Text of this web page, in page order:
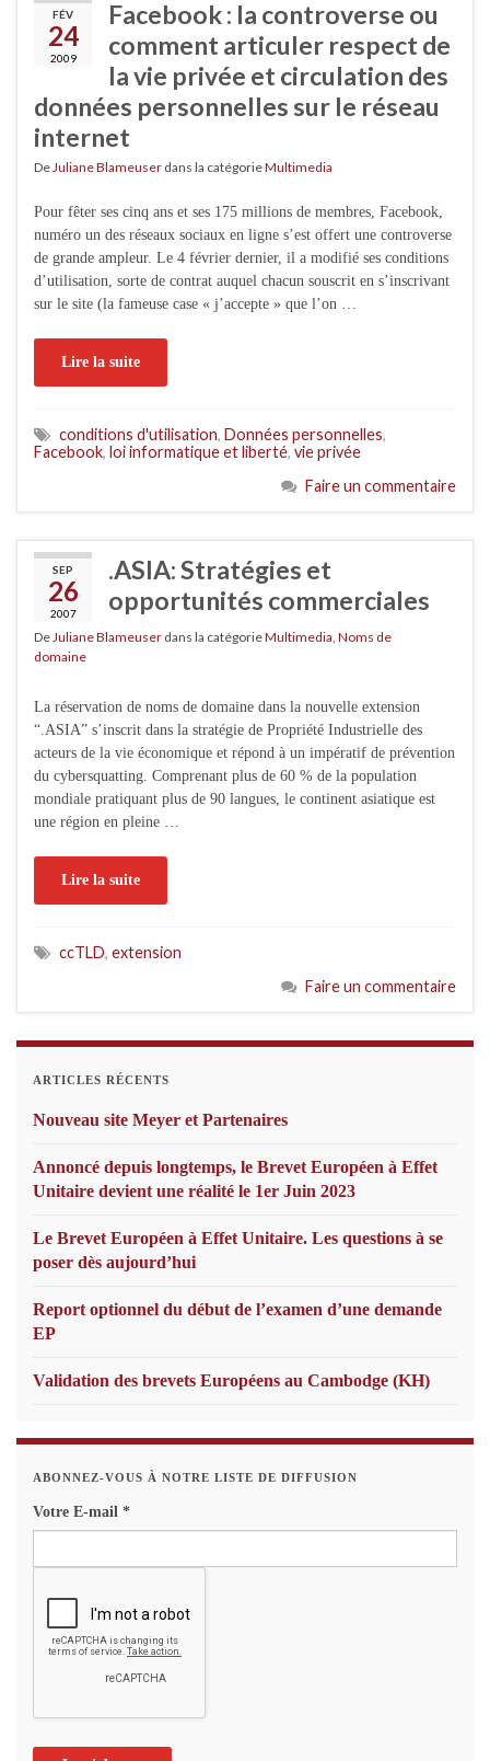
FÉV
24
2009
Facebook : la controverse ou
comment articuler respect de
la vie privée et circulation des
données personnelles sur le réseau
internet
De Juliane Blameuser dans la catégorieMultimedia
Pour fêter ses cinq ans et ses 175 millions de membres, Facebook,
numéro un des réseaux sociaux en ligne s’est offert une controverse
de grande ampleur. Le 4 février dernier, il a modifié ses conditions
d’utilisation, sorte de contrat auquel chacun souscrit en s’inscrivant
sur le site (la fameuse case « j’accepte » que l’on …
Lire la suite
conditions d'utilisation, Données personnelles,
Facebook, loi informatique et liberté, vie privée
Faire un commentaire
SEP
26
2007
.ASIA: Stratégies et
opportunités commerciales
De Juliane Blameuser dans la catégorieMultimedia Noms de
domaine
La réservation de noms de domaine dans la nouvelle extension
“.ASIA” s’inscrit dans la stratégie de Propriété Industrielle des
acteurs de la vie économique et répond à un impératif de prévention
du cybersquatting. Comprenant plus de 60 % de la population
mondiale pratiquant plus de 90 langues, le continent asiatique est
une région en pleine …
Lire la suite
ccTLD, extension
Faire un commentaire
ARTICLES RÉCENTS
Nouveau site Meyer et Partenaires
Annoncé depuis longtemps, le Brevet Européen à Effet
Unitaire devient une réalité le 1er Juin 2023
Le Brevet Européen à Effet Unitaire. Les questions à se
poser dès aujourd’hui
Report optionnel du début de l’examen d’une demande
EP
Validation des brevets Européens au Cambodge (KH)
ABONNEZ-VOUS À NOTRE LISTE DE DIFFUSION
Votre E-mail *